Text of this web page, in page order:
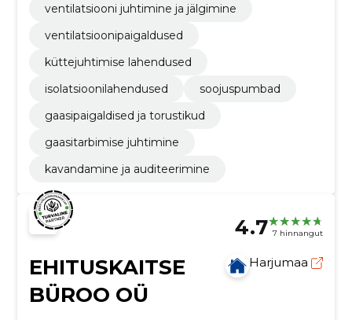
ventilatsiooni juhtimine ja jälgimine
ventilatsioonipaigaldused
küttejuhtimise lahendused
isolatsioonilahendused
soojuspumbad
gaasipaigaldised ja torustikud
gaasitarbimise juhtimine
kavandamine ja auditeerimine
4.7 7 hinnangut
EHITUSKAITSE
BÜROO OÜ
Harjumaa